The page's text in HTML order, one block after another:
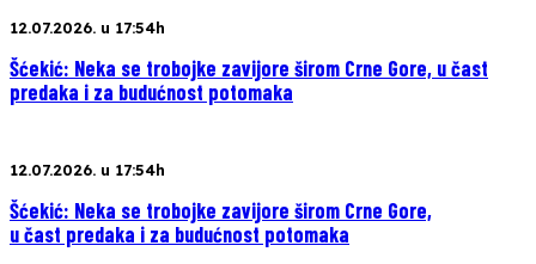
12.07.2026. u 17:54h
Šćekić: Neka se trobojke zavijore širom Crne Gore, u čast
predaka i za budućnost potomaka
12.07.2026. u 17:54h
Šćekić: Neka se trobojke zavijore širom Crne Gore,
u čast predaka i za budućnost potomaka